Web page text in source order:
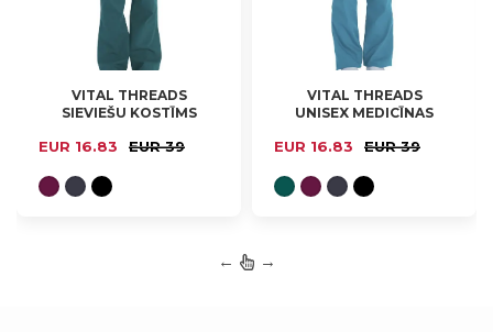
XS, L, XL, 2XL
VITAL THREADS
SIEVIEŠU KOSTĪMS
EUR 16.83 EUR 39
XS, L, XL, 2XL
VITAL THREADS
UNISEX MEDICĪNAS
EUR 16.83 EUR 39
← →